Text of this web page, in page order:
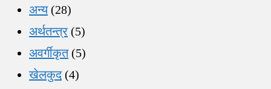
अन्य(28)
अर्थतन्त्र (5)
अवर्गीकृत(5)
खेलकुद(4)